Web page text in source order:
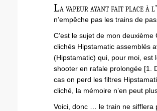
La vapeur ayant fait place
n’empêche pas les trains de
C’est le sujet de mon
clichés Hipstamatic assemblés
(Hipstamatic) qui, pour moi, est
shooter en rafale prolongée [1.
cas on perd les filtres
cliché, la mémoire n’en peut
Voici, donc … le train ne